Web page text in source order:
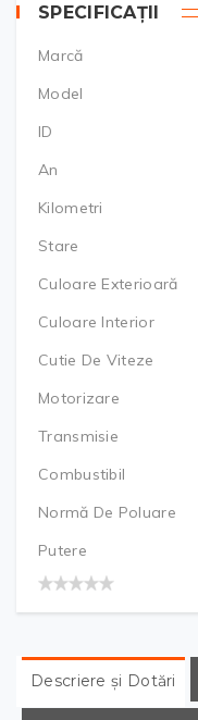
SPECIFICAȚII
Marcă
Model
ID
An
Kilometri
Stare
Culoare Exterioară
Culoare Interior
Cutie De Viteze
Motorizare
Transmisie
Combustibil
Normă De Poluare
Putere
Descriere și Dotări